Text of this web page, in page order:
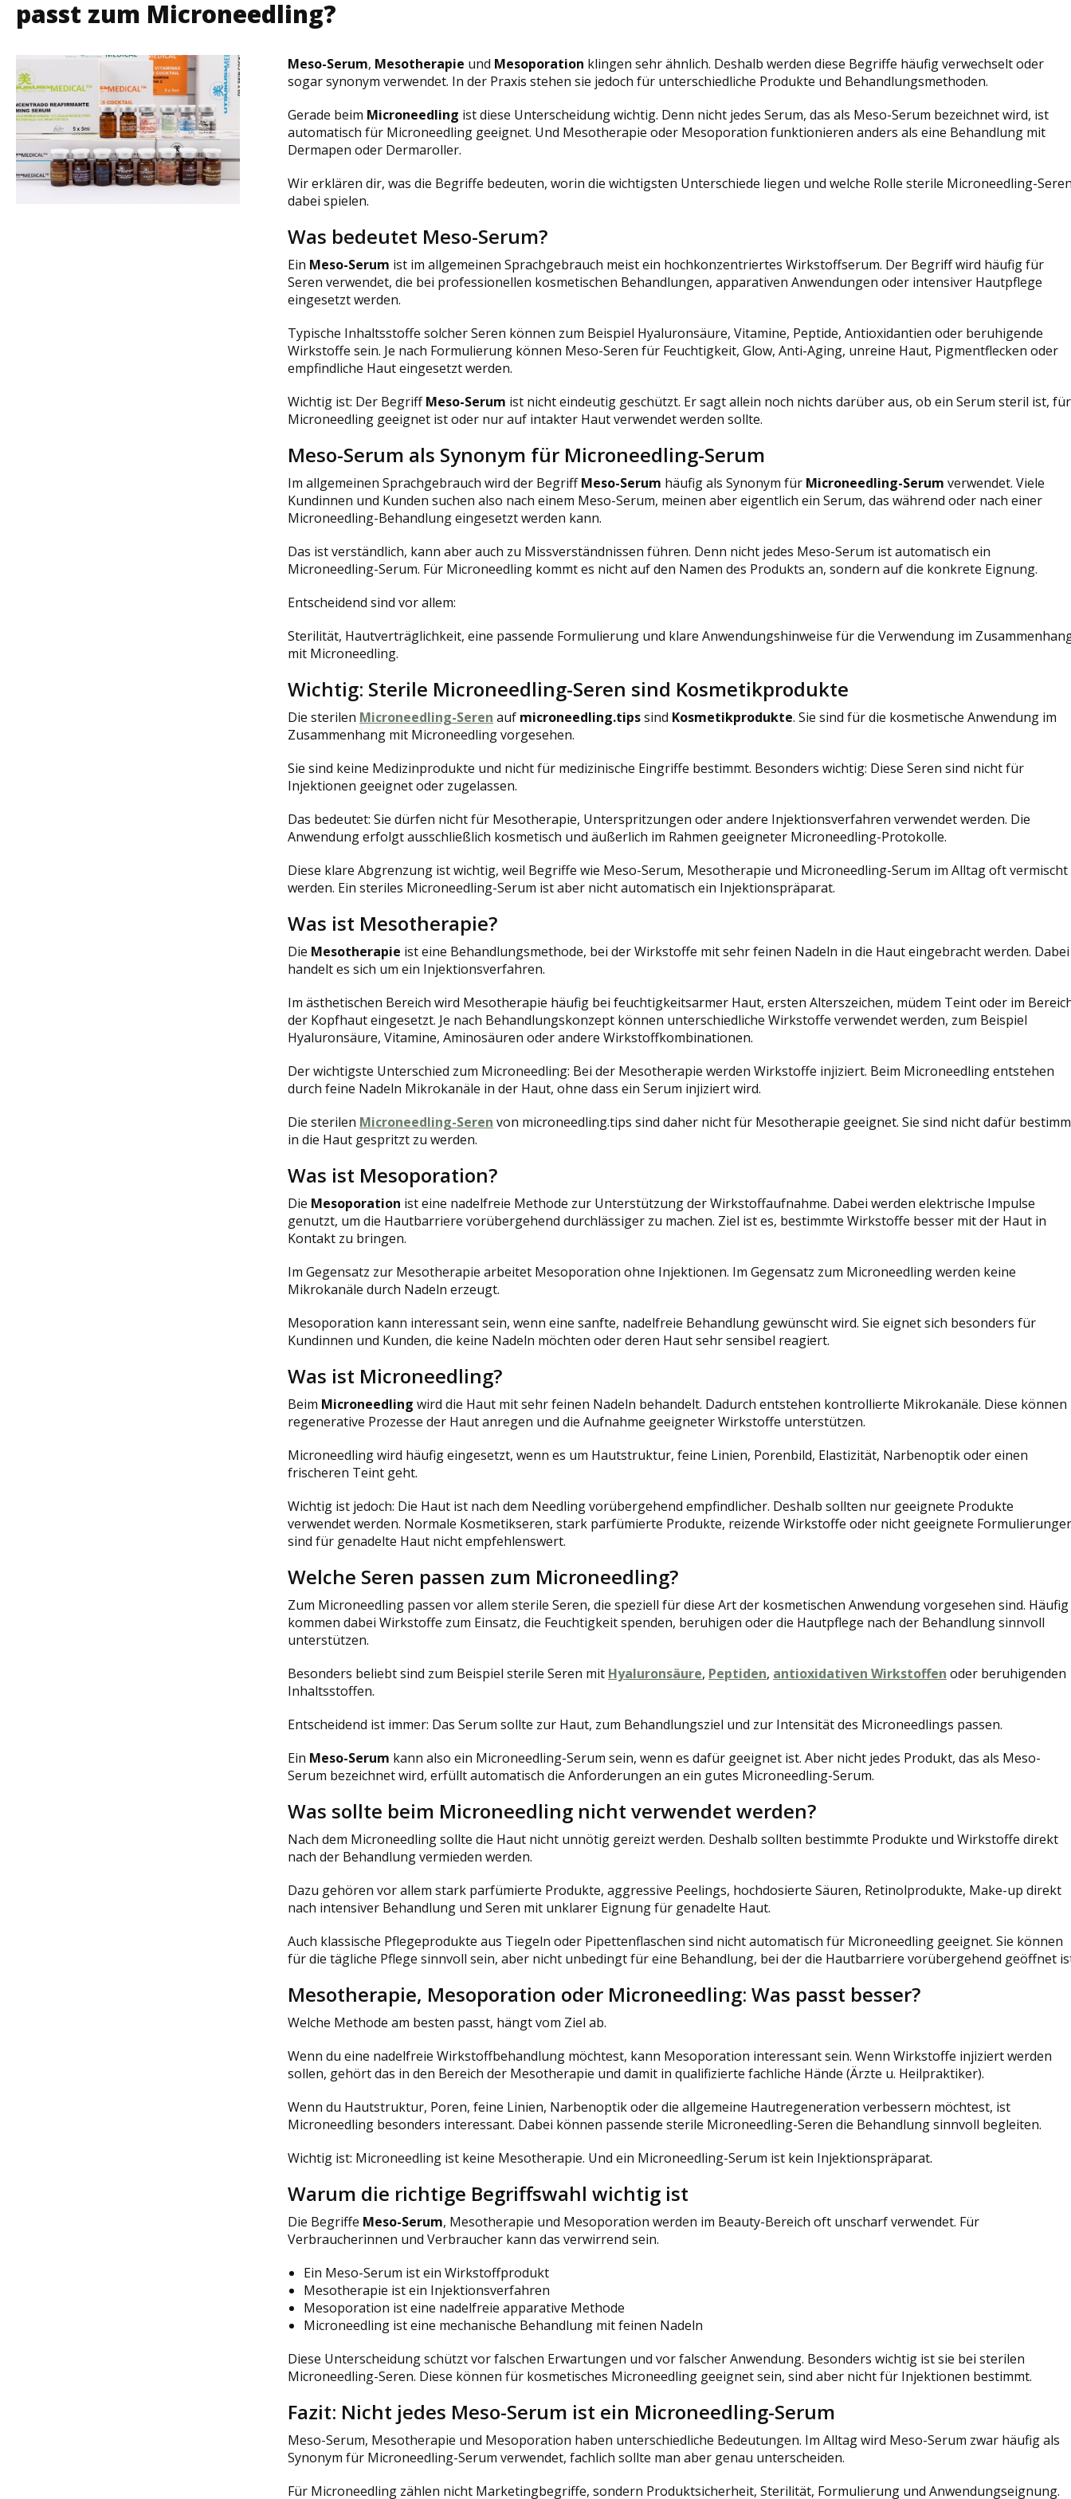
passt zum Microneedling?
Meso-Serum, Mesotherapie und Mesoporation klingen sehr ähnlich. Deshalb werden diese Begriffe häufig verwechselt oder
sogar synonym verwendet. In der Praxis stehen sie jedoch für unterschiedliche Produkte und Behandlungsmethoden.
Gerade beim Microneedling ist diese Unterscheidung wichtig. Denn nicht jedes Serum, das als Meso-Serum bezeichnet wird, ist
automatisch für Microneedling geeignet. Und Mesotherapie oder Mesoporation funktionieren anders als eine Behandlung mit
Dermapen oder Dermaroller.
Wir erklären dir, was die Begriffe bedeuten, worin die wichtigsten Unterschiede liegen und welche Rolle sterile Microneedling-
dabei spielen.
Was bedeutet Meso-Serum?
Ein Meso-Serum ist im allgemeinen Sprachgebrauch meist ein hochkonzentriertes Wirkstoffserum. Der Begriff wird häufig für
Seren verwendet, die bei professionellen kosmetischen Behandlungen, apparativen Anwendungen oder intensiver Hautpflege
eingesetzt werden.
Typische Inhaltsstoffe solcher Seren können zum Beispiel Hyaluronsäure, Vitamine, Peptide, Antioxidantien oder beruhigende
Wirkstoffe sein. Je nach Formulierung können Meso-Seren für Feuchtigkeit, Glow, Anti-Aging, unreine Haut, Pigmentflecken oder
empfindliche Haut eingesetzt werden.
Wichtig ist: Der BegriffMeso-Serum ist nicht eindeutig geschützt. Er sagt allein noch nichts darüber aus, ob ein Serum steril ist, für
Microneedling geeignet ist oder nur auf intakter Haut verwendet werden sollte.
Meso-Serum als Synonym für Microneedling-Serum
Im allgemeinen Sprachgebrauch wird der BegriffMeso-Serum häufig als Synonym für Microneedling-Serum verwendet. Viele
Kundinnen und Kunden suchen also nach einem Meso-Serum, meinen aber eigentlich ein Serum, das während oder nach einer
Microneedling-Behandlung eingesetzt werden kann.
Das ist verständlich, kann aber auch zu Missverständnissen führen. Denn nicht jedes Meso-Serum ist automatisch ein
Microneedling-Serum. Für Microneedling kommt es nicht auf den Namen des Produkts an, sondern auf die konkrete Eignung.
Entscheidend sind vor allem:
Sterilität, Hautverträglichkeit, eine passende Formulierung und klare Anwendungshinweise für die Verwendung im
mit Microneedling.
Wichtig: Sterile Microneedling-Seren sind Kosmetikprodukte
Die sterilen Microneedling-Seren auf microneedling.tipssind Kosmetikprodukte. Sie sind für die kosmetische Anwendung im
Zusammenhang mit Microneedling vorgesehen.
Sie sind keine Medizinprodukte und nicht für medizinische Eingriffe bestimmt. Besonders wichtig: Diese Seren sind nicht für
Injektionen geeignet oder zugelassen.
Das bedeutet: Sie dürfen nicht für Mesotherapie, Unterspritzungen oder andere Injektionsverfahren verwendet werden. Die
Anwendung erfolgt ausschließlich kosmetisch und äußerlich im Rahmen geeigneter Microneedling-Protokolle.
Diese klare Abgrenzung ist wichtig, weil Begriffe wie Meso-Serum, Mesotherapie und Microneedling-Serum im Alltag oft vermischt
werden. Ein steriles Microneedling-Serum ist aber nicht automatisch ein Injektionspräparat.
Was ist Mesotherapie?
Die Mesotherapie ist eine Behandlungsmethode, bei der Wirkstoffe mit sehr feinen Nadeln in die Haut eingebracht werden. Dabei
handelt es sich um ein Injektionsverfahren.
Im ästhetischen Bereich wird Mesotherapie häufig bei feuchtigkeitsarmer Haut, ersten Alterszeichen, müdem Teint oder im
der Kopfhaut eingesetzt. Je nach Behandlungskonzept können unterschiedliche Wirkstoffe verwendet werden, zum Beispiel
Hyaluronsäure, Vitamine, Aminosäuren oder andere Wirkstoffkombinationen.
Der wichtigste Unterschied zum Microneedling: Bei der Mesotherapie werden Wirkstoffe injiziert. Beim Microneedling entstehen
durch feine Nadeln Mikrokanäle in der Haut, ohne dass ein Serum injiziert wird.
Die sterilen Microneedling-Seren von microneedling.tips sind daher nicht für Mesotherapie geeignet. Sie sind nicht dafür
in die Haut gespritzt zu werden.
Was ist Mesoporation?
Die Mesoporation ist eine nadelfreie Methode zur Unterstützung der Wirkstoffaufnahme. Dabei werden elektrische Impulse
genutzt, um die Hautbarriere vorübergehend durchlässiger zu machen. Ziel ist es, bestimmte Wirkstoffe besser mit der Haut in
Kontakt zu bringen.
Im Gegensatz zur Mesotherapie arbeitet Mesoporation ohne Injektionen. Im Gegensatz zum Microneedling werden keine
Mikrokanäle durch Nadeln erzeugt.
Mesoporation kann interessant sein, wenn eine sanfte, nadelfreie Behandlung gewünscht wird. Sie eignet sich besonders für
Kundinnen und Kunden, die keine Nadeln möchten oder deren Haut sehr sensibel reagiert.
Was ist Microneedling?
Beim Microneedling wird die Haut mit sehr feinen Nadeln behandelt. Dadurch entstehen kontrollierte Mikrokanäle. Diese können
regenerative Prozesse der Haut anregen und die Aufnahme geeigneter Wirkstoffe unterstützen.
Microneedling wird häufig eingesetzt, wenn es um Hautstruktur, feine Linien, Porenbild, Elastizität, Narbenoptik oder einen
frischeren Teint geht.
Wichtig ist jedoch: Die Haut ist nach dem Needling vorübergehend empfindlicher. Deshalb sollten nur geeignete Produkte
verwendet werden. Normale Kosmetikseren, stark parfümierte Produkte, reizende Wirkstoffe oder nicht geeignete
sind für genadelte Haut nicht empfehlenswert.
Welche Seren passen zum Microneedling?
Zum Microneedling passen vor allem sterile Seren, die speziell für diese Art der kosmetischen Anwendung vorgesehen sind. Häufig
kommen dabei Wirkstoffe zum Einsatz, die Feuchtigkeit spenden, beruhigen oder die Hautpflege nach der Behandlung sinnvoll
unterstützen.
Besonders beliebt sind zum Beispiel sterile Seren mit Hyaluronsäure, Peptiden, antioxidativen Wirkstoffen oder beruhigenden
Inhaltsstoffen.
Entscheidend ist immer: Das Serum sollte zur Haut, zum Behandlungsziel und zur Intensität des Microneedlings passen.
Ein Meso-Serum kann also ein Microneedling-Serum sein, wenn es dafür geeignet ist. Aber nicht jedes Produkt, das als Meso-
Serum bezeichnet wird, erfüllt automatisch die Anforderungen an ein gutes Microneedling-Serum.
Was sollte beim Microneedling nicht verwendet werden?
Nach dem Microneedling sollte die Haut nicht unnötig gereizt werden. Deshalb sollten bestimmte Produkte und Wirkstoffe direkt
nach der Behandlung vermieden werden.
Dazu gehören vor allem stark parfümierte Produkte, aggressive Peelings, hochdosierte Säuren, Retinolprodukte, Make-up direkt
nach intensiver Behandlung und Seren mit unklarer Eignung für genadelte Haut.
Auch klassische Pflegeprodukte aus Tiegeln oder Pipettenflaschen sind nicht automatisch für Microneedling geeignet. Sie können
für die tägliche Pflege sinnvoll sein, aber nicht unbedingt für eine Behandlung, bei der die Hautbarriere vorübergehend geöffnet
Mesotherapie, Mesoporation oder Microneedling: Was passt besser?
Welche Methode am besten passt, hängt vom Ziel ab.
Wenn du eine nadelfreie Wirkstoffbehandlung möchtest, kann Mesoporation interessant sein. Wenn Wirkstoffe injiziert werden
sollen, gehört das in den Bereich der Mesotherapie und damit in qualifizierte fachliche Hände (Ärzte u. Heilpraktiker).
Wenn du Hautstruktur, Poren, feine Linien, Narbenoptik oder die allgemeine Hautregeneration verbessern möchtest, ist
Microneedling besonders interessant. Dabei können passende sterile Microneedling-Seren die Behandlung sinnvoll begleiten.
Wichtig ist: Microneedling ist keine Mesotherapie. Und ein Microneedling-Serum ist kein Injektionspräparat.
Warum die richtige Begriffswahl wichtig ist
Die Begriffe Meso-Serum, Mesotherapie und Mesoporation werden im Beauty-Bereich oft unscharf verwendet. Für
Verbraucherinnen und Verbraucher kann das verwirrend sein.
Ein Meso-Serum ist ein Wirkstoffprodukt
Mesotherapie ist ein Injektionsverfahren
Mesoporation ist eine nadelfreie apparative Methode
Microneedling ist eine mechanische Behandlung mit feinen Nadeln
Diese Unterscheidung schützt vor falschen Erwartungen und vor falscher Anwendung. Besonders wichtig ist sie bei sterilen
Microneedling-Seren. Diese können für kosmetisches Microneedling geeignet sein, sind aber nicht für Injektionen bestimmt.
Fazit: Nicht jedes Meso-Serum ist ein Microneedling-Serum
Meso-Serum, Mesotherapie und Mesoporation haben unterschiedliche Bedeutungen. Im Alltag wird Meso-Serum zwar häufig als
Synonym für Microneedling-Serum verwendet, fachlich sollte man aber genau unterscheiden.
Für Microneedling zählen nicht Marketingbegriffe, sondern Produktsicherheit, Sterilität, Formulierung und Anwendungseignung.